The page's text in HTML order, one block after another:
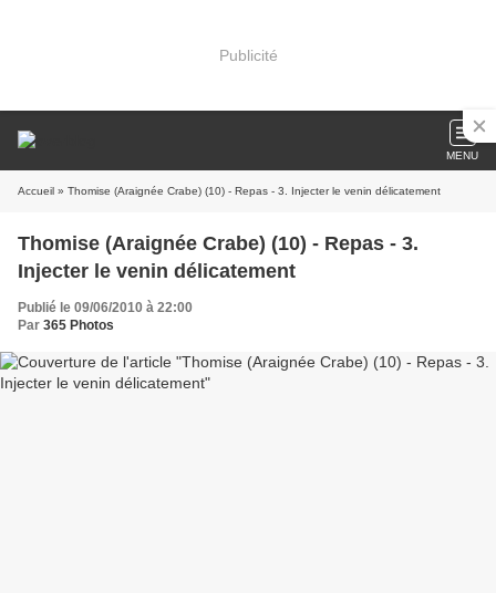
Publicité
MENU
Accueil » Thomise (Araignée Crabe) (10) - Repas - 3. Injecter le venin délicatement
Thomise (Araignée Crabe) (10) - Repas - 3.
Injecter le venin délicatement
Publié le 09/06/2010 à 22:00
Par 365 Photos